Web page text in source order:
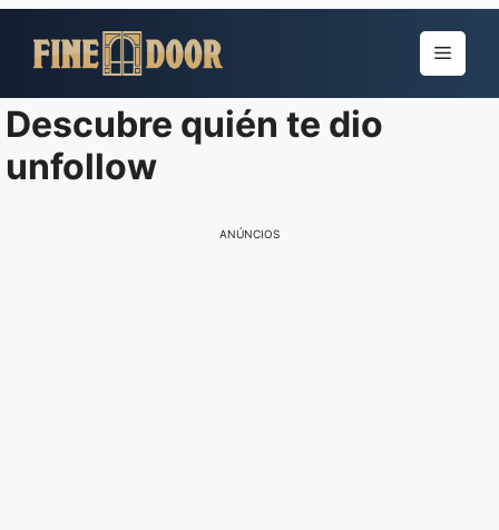
para
conteúdo
Menu
Descubre quién te dio
unfollow
ANÚNCIOS